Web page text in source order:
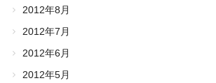
2012年8月
2012年7月
2012年6月
2012年5月